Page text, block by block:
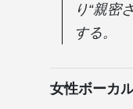
り“親密
する。
女性ボーカ